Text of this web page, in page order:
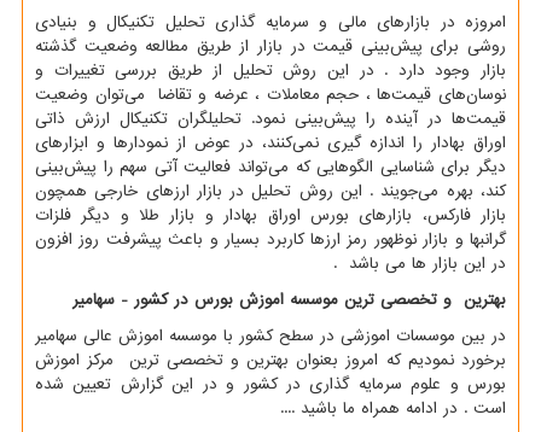
امروزه در بازارهای مالی و سرمایه گذاری تحلیل تکنیکال و بنیادی
روشی برای پیش‌بینی قیمت در بازار از طریق مطالعه وضعیت گذشته
بازار وجود دارد . در این روش تحلیل از طریق بررسی تغییرات و
نوسان‌های قیمت‌ها ، حجم معاملات ، عرضه و تقاضا می‌توان وضعیت
قیمت‌ها در آینده را پیش‌بینی نمود. تحلیلگران تکنیکال ارزش ذاتی
اوراق بهادار را اندازه‌ گیری نمی‌کنند، در عوض از نمودارها و ابزارهای
دیگر برای شناسایی الگوهایی که می‌تواند فعالیت آتی سهم را پیش‌بینی
کند، بهره می‌جویند . این روش تحلیل در بازار ارزهای خارجی همچون
بازار فارکس، بازارهای بورس اوراق بهادار و بازار طلا و دیگر فلزات
گرانبها و بازار نوظهور رمز ارزها کاربرد بسیار و باعث پیشرفت روز افزون
در این بازار ها می باشد .
بهترین و تخصصی ترین موسسه اموزش بورس در کشور - سهامیر
در بین موسسات اموزشی در سطح کشور با موسسه اموزش عالی سهامیر
برخورد نمودیم که امروز بعنوان بهترین و تخصصی ترین مرکز اموزش
بورس و علوم سرمایه گذاری در کشور و در این گزارش تعیین شده
است . در ادامه همراه ما باشید ....